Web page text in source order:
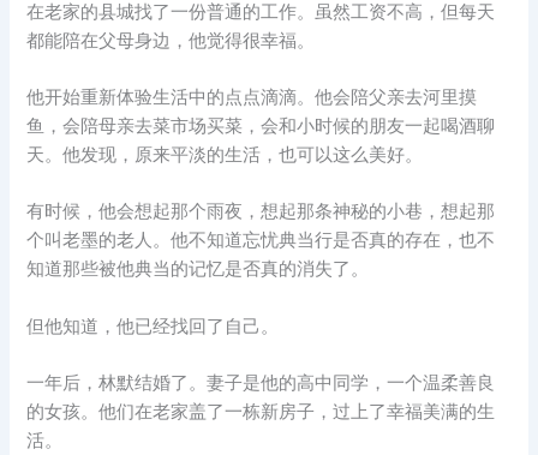
在老家的县城找了一份普通的工作。虽然工资不高，但每天
都能陪在父母身边，他觉得很幸福。
他开始重新体验生活中的点点滴滴。他会陪父亲去河里摸
鱼，会陪母亲去菜市场买菜，会和小时候的朋友一起喝酒聊
天。他发现，原来平淡的生活，也可以这么美好。
有时候，他会想起那个雨夜，想起那条神秘的小巷，想起那
个叫老墨的老人。他不知道忘忧典当行是否真的存在，也不
知道那些被他典当的记忆是否真的消失了。
但他知道，他已经找回了自己。
一年后，林默结婚了。妻子是他的高中同学，一个温柔善良
的女孩。他们在老家盖了一栋新房子，过上了幸福美满的生
活。